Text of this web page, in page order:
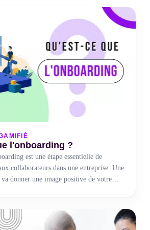
l'onboarding ?
est une étape essentielle de
collaborateurs dans une entreprise. Une
donner une image positive de votre
pas négliger cette étape et de mettre
de votre côté pour satisfaire vos employés,